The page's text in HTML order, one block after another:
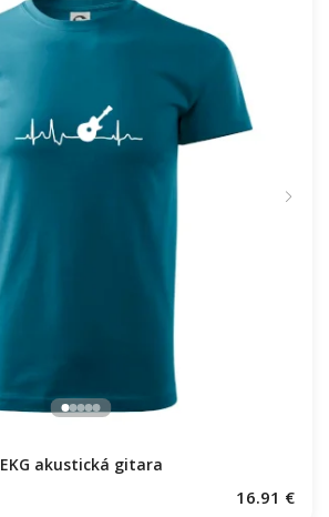
EKG akustická gitara
16.91 €